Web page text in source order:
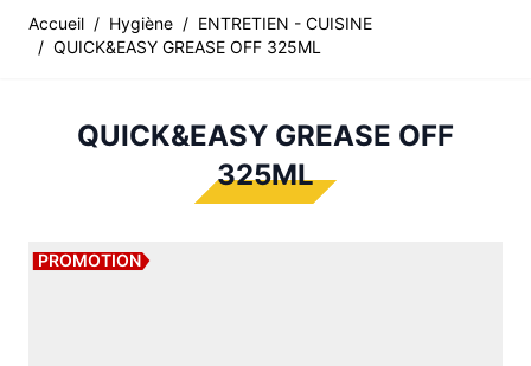
Accueil / Hygiène / ENTRETIEN - CUISINE
/ QUICK&EASY GREASE OFF 325ML
QUICK&EASY GREASE OFF
325ML
PROMOTION